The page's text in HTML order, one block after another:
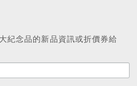
紀念品的新品資訊或折價券給